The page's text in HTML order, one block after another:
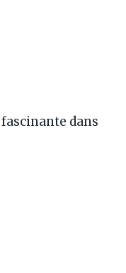
dans